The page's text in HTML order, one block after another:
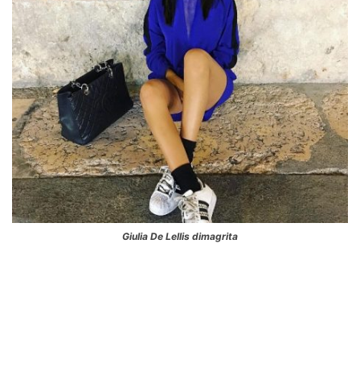
Giulia De Lellis dimagrita